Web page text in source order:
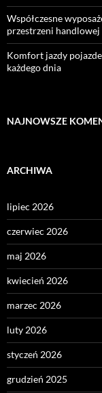
Współczesne
przestrzeni handlowej
Komfort jazdy
każdego dnia
NAJNOWSZE
ARCHIWA
lipiec 2026
czerwiec 2026
maj 2026
kwiecień 2026
marzec 2026
luty 2026
styczeń 2026
grudzień 2025